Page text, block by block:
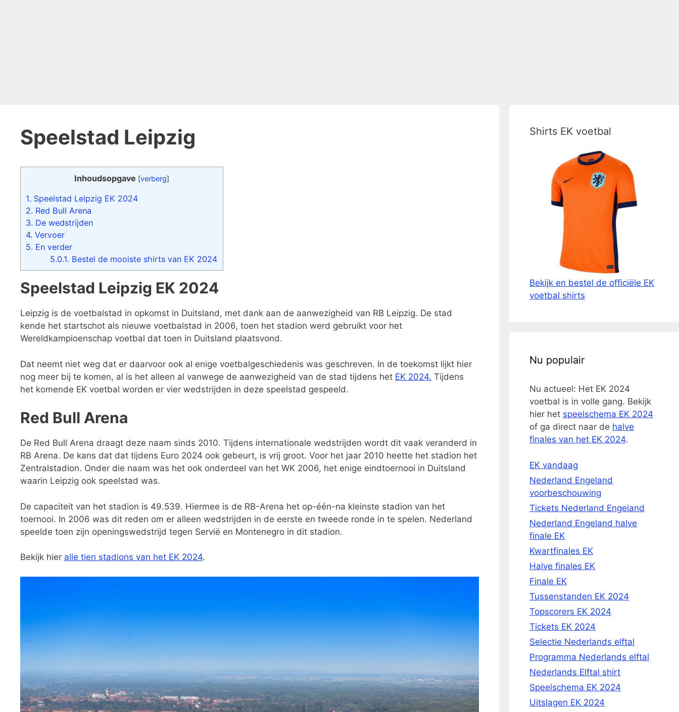
Speelstad Leipzig
Inhoudsopgave [verberg]
1. Speelstad Leipzig EK 2024
2. Red Bull Arena
3. De wedstrijden
4. Vervoer
5. En verder
5.0.1. Bestel de mooiste shirts van EK 2024
Speelstad Leipzig EK 2024
Leipzig is de voetbalstad in opkomst in Duitsland, met dank aan de aanwezigheid van RB Leipzig. De stad
kende het startschot als nieuwe voetbalstad in 2006, toen het stadion werd gebruikt voor het
Wereldkampioenschap voetbal dat toen in Duitsland plaatsvond.
Dat neemt niet weg dat er daarvoor ook al enige voetbalgeschiedenis was geschreven. In de toekomst lijkt hier
nog meer bij te komen, al is het alleen al vanwege de aanwezigheid van de stad tijdens het EK 2024. Tijdens
het komende EK voetbal worden er vier wedstrijden in deze speelstad gespeeld.
Red Bull Arena
De Red Bull Arena draagt deze naam sinds 2010. Tijdens internationale wedstrijden wordt dit vaak veranderd in
RB Arena. De kans dat dat tijdens Euro 2024 ook gebeurt, is vrij groot. Voor het jaar 2010 heette het stadion het
Zentralstadion. Onder die naam was het ook onderdeel van het WK 2006, het enige eindtoernooi in Duitsland
waarin Leipzig ook speelstad was.
De capaciteit van het stadion is 49.539. Hiermee is de RB-Arena het op-één-na kleinste stadion van het
toernooi. In 2006 was dit reden om er alleen wedstrijden in de eerste en tweede ronde in te spelen. Nederland
speelde toen zijn openingswedstrijd tegen Servië en Montenegro in dit stadion.
Bekijk hier alle tien stadions van het EK 2024.
Shirts EK voetbal
Bekijk en bestel de officiële EK
voetbal shirts
Nu populair
Nu actueel: Het EK 2024
voetbal is in volle gang. Bekijk
hier het speelschema EK 2024
of ga direct naar de halve
finales van het EK 2024.
EK vandaag
Nederland Engeland
voorbeschouwing
Tickets Nederland Engeland
Nederland Engeland halve
finale EK
Kwartfinales EK
Halve finales EK
Finale EK
Tussenstanden EK 2024
Topscorers EK 2024
Tickets EK 2024
Selectie Nederlands elftal
Programma Nederlands elftal
Nederlands Elftal shirt
Speelschema EK 2024
Uitslagen EK 2024